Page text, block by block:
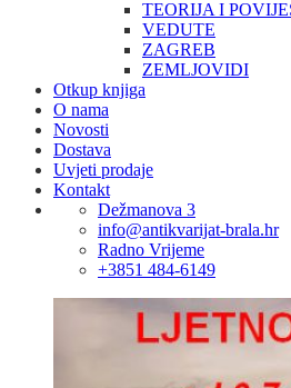
TEORIJA I
VEDUTE
ZAGREB
ZEMLJOVIDI
Otkup knjiga
O nama
Novosti
Dostava
Uvjeti prodaje
Kontakt
Dežmanova 3
info@antikvarijat-brala.hr
Radno Vrijeme
+3851 484-6149